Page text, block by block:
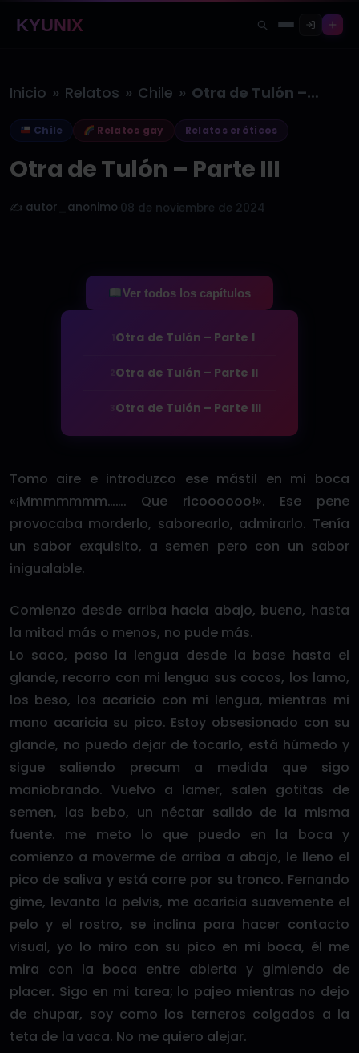
KYUNIX
Inicio » Relatos » Chile » Otra de Tulón – Parte III
Chile Relatos gay Relatos eróticos
Otra de Tulón – Parte III
✍️ autor_anonimo 08 de noviembre de 2024
Ver todos los capítulos
Otra de Tulón – Parte I
Otra de Tulón – Parte II
Otra de Tulón – Parte III
Tomo aire e introduzco ese mástil en mi boca
«¡Mmmmmmm……. Que ricoooooo!». Ese pene
provocaba morderlo, saborearlo, admirarlo. Tenía
un sabor exquisito, a semen pero con un sabor
inigualable.
Comienzo desde arriba hacia abajo, bueno, hasta
la mitad más o menos, no pude más.
Lo saco, paso la lengua desde la base hasta el
glande, recorro con mi lengua sus cocos, los lamo,
los beso, los acaricio con mi lengua, mientras mi
mano acaricia su pico. Estoy obsesionado con su
glande, no puedo dejar de tocarlo, está húmedo y
sigue saliendo precum a medida que sigo
maniobrando. Vuelvo a lamer, salen gotitas de
semen, las bebo, un néctar salido de la misma
fuente. me meto lo que puedo en la boca y
comienzo a moverme de arriba a abajo, le lleno el
pico de saliva y está corre por su tronco. Fernando
gime, levanta la pelvis, me acaricia suavemente el
pelo y el rostro, se inclina para hacer contacto
visual, yo lo miro con su pico en mi boca, él me
mira con la boca entre abierta y gimiendo de
placer. Sigo en mi tarea; lo pajeo mientras no dejo
de chupar, soy como los terneros colgados a la
teta de la vaca. No me quiero alejar.